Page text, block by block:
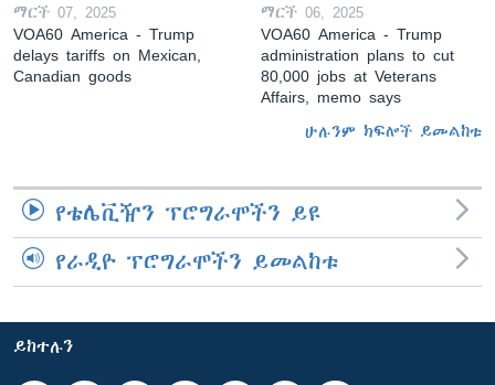
ማርች 07, 2025
VOA60 America - Trump
delays tariffs on Mexican,
Canadian goods
ማርች 06, 2025
VOA60 America - Trump
administration plans to cut
80,000 jobs at Veterans
Affairs, memo says
ሁሉንም ክፍሎች ይመልከቱ
የቴሌቪዥን ፕሮግራሞችን ይዩ
የራዲዮ ፕሮግራሞችን ይመልከቱ
ይከተሉን